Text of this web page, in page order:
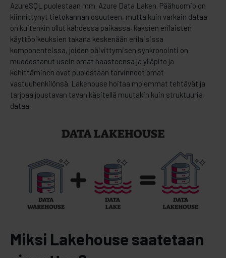
AzureSQL puolestaan mm. Azure Data Laken. Päähuomio on
kiinnittynyt tietokannan osuuteen, mutta kuin varkain dataa
on kuitenkin ollut kahdessa paikassa, kaksien erilaisten
käyttöoikeuksien takana keskenään erilaisissa
komponenteissa, joiden päivittymisen synkronointi on
muodostanut usein omat haasteensa ja ylläpito ja
kehittäminen ovat puolestaan tarvinneet omat
vastuuhenkilönsä. Lakehouse hoitaa molemmat tehtävät ja
tarjoaa joustavan tavan käsitellä muutakin kuin struktuuria
dataa.
Miksi Lakehouse saatetaan